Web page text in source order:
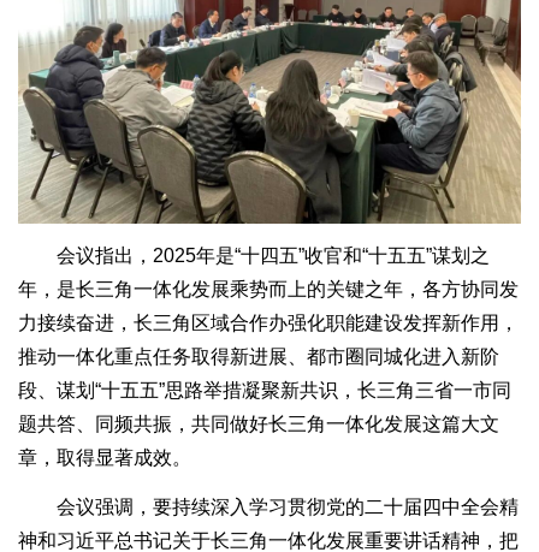
会议指出，2025年是“十四五”收官和“十五五”谋划之
年，是长三角一体化发展乘势而上的关键之年，各方协同发
力接续奋进，长三角区域合作办强化职能建设发挥新作用，
推动一体化重点任务取得新进展、都市圈同城化进入新阶
段、谋划“十五五”思路举措凝聚新共识，长三角三省一市同
题共答、同频共振，共同做好长三角一体化发展这篇大文
章，取得显著成效。
会议强调，要持续深入学习贯彻党的二十届四中全会精
神和习近平总书记关于长三角一体化发展重要讲话精神，把